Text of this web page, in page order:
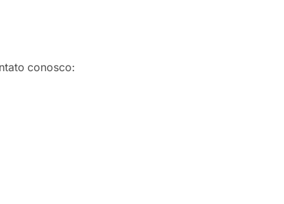
conosco: